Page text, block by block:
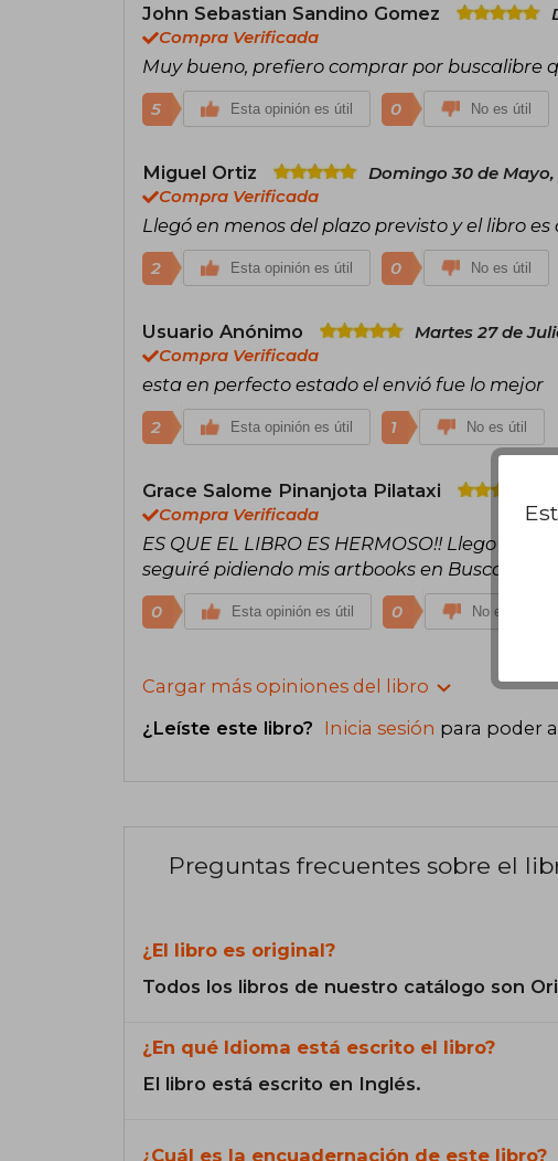
John Sebastian Sandino Gomez
Compra Verificada
Muy bueno, prefiero comprar por buscalibre
5 Esta opinión es útil 0 No es útil
Miguel Ortiz
Domingo 30 de Mayo,
Compra Verificada
Llegó en menos del plazo previsto y el libro
2 Esta opinión es útil 0 No es útil
Usuario Anónimo
Martes 27 de
Compra Verificada
esta en perfecto estado el envió fue lo mejor
2 Esta opinión es útil 1 No es útil
Grace Salome Pinanjota Pilataxi
Compra Verificada
ES QUE EL LIBRO ES HERMOSO!! Llego en
seguiré pidiendo mis artbooks en Buscalibre
0 Esta opinión es útil 0 No es útil
Cargar más opiniones del libro
¿Leíste este libro? Inicia sesión para poder
Preguntas frecuentes sobre el
¿El libro es original?
Todos los libros de nuestro catálogo son
¿En qué Idioma está escrito el libro?
El libro está escrito en Inglés.
¿Cuál es la encuadernación de este libro?